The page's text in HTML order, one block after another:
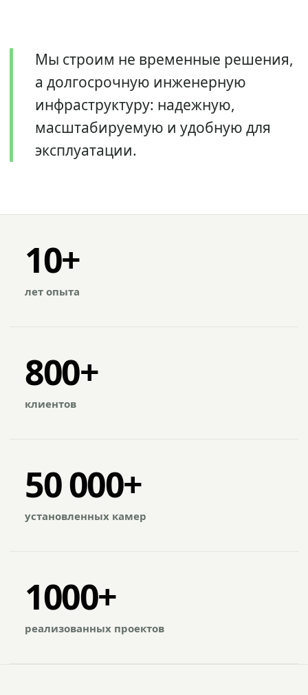
Мы строим не временные решения,
а долгосрочную инженерную
инфраструктуру: надежную,
масштабируемую и удобную для
эксплуатации.
10+
лет опыта
800+
клиентов
50 000+
установленных камер
1000+
реализованных проектов